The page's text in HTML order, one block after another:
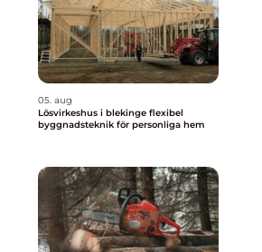
05. aug
Lösvirkeshus i blekinge flexibel
byggnadsteknik för personliga hem